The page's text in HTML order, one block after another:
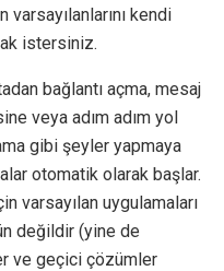
varsayılanlarını kendi
istersiniz.
bağlantı açma, mesaj
veya adım adım yol
gibi şeyler yapmaya
otomatik olarak başlar.
varsayılan uygulamaları
değildir (yine de
ve geçici çözümler